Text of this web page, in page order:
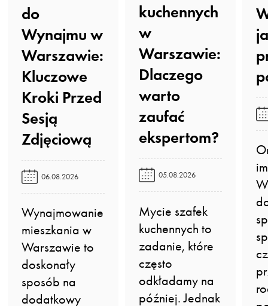
do
Wynajmu w
Warszawie:
Kluczowe
Kroki Przed
Sesją
Zdjęciową️
06.08.2026
Wynajmowanie
mieszkania w
Warszawie to
doskonały
sposób na
dodatkowy
kuchennych
w
Warszawie:
Dlaczego
warto
zaufać
ekspertom?️
05.08.2026
Mycie szafek
kuchennych to
zadanie, które
często
odkładamy na
później. Jednak